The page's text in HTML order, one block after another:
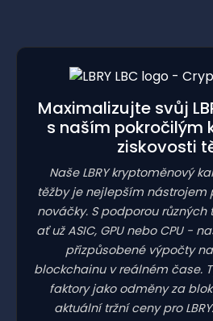
Maximalizujte svůj
s naším pokročilým
ziskovosti
Naše LBRY kryptoměnový
těžby je nejlepším nástrojem
nováčky. S podporou
ať už ASIC, GPU nebo CPU -
přizpůsobené výpočty
blockchainu v reálném čase.
faktory jako odměny za
aktuální tržní ceny pro